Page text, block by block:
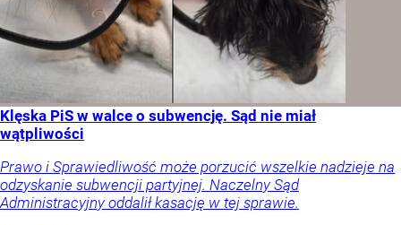
Klęska PiS w walce o subwencję. Sąd nie miał
wątpliwości
Prawo i Sprawiedliwość może porzucić wszelkie nadzieje na
odzyskanie subwencji partyjnej. Naczelny Sąd
Administracyjny oddalił kasację w tej sprawie.